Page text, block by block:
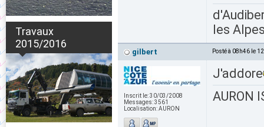
Travaux
2015/2016
les
gilbert Posté à 08h46 le
Inscrit le:30/03/2008
Messages:3561
Localisation:AURON
J'addore
AURON